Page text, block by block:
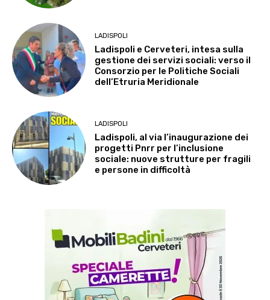
LADISPOLI
Ladispoli e Cerveteri, intesa sulla
gestione dei servizi sociali: verso il
Consorzio per le Politiche Sociali
dell’Etruria Meridionale
LADISPOLI
Ladispoli, al via l’inaugurazione dei
progetti Pnrr per l’inclusione
sociale: nuove strutture per fragili
e persone in difficoltà